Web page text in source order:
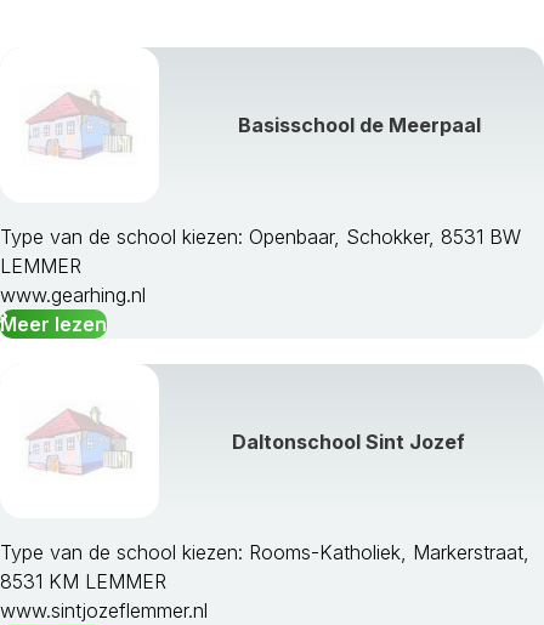
Gaasterlan-Sleat
Het Bildt
Lemsterland
Opsterland
Smallingerland
Tytsjerksteradiel
Vlieland
Basisschool de Meerpaal
Type van de school kiezen: Openbaar, Schokker, 8531 BW
LEMMER
www.gearhing.nl
Meer lezen
Daltonschool Sint Jozef
Type van de school kiezen: Rooms-Katholiek, Markerstraat,
8531 KM LEMMER
www.sintjozeflemmer.nl